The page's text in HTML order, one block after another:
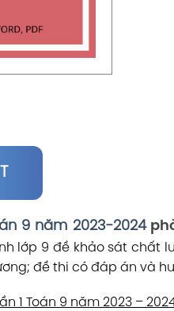
9 năm 2023-2024
lớp 9 đề khảo sát chất
đề thi có đáp án và
1 Toán 9 năm 2023 –